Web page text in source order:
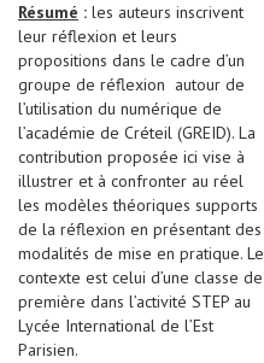
Résumé : les auteurs inscrivent
leur réflexion et leurs
propositions dans le cadre d’un
groupe de réflexion autour de
l’utilisation du numérique de
l’académie de Créteil (GREID). La
contribution proposée ici vise à
illustrer et à confronter au réel
les modèles théoriques supports
de la réflexion en présentant des
modalités de mise en pratique. Le
contexte est celui d’une classe de
première dans l’activité STEP au
Lycée International de l’Est
Parisien.